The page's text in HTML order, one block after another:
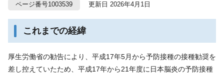
ページ番号1003539 更新日 2026年4月1日
これまでの経緯
厚生労働省の勧告により、平成17年5月から予防接種の接種勧奨を
差し控えていたため、平成17年から21年度に日本脳炎の予防接種